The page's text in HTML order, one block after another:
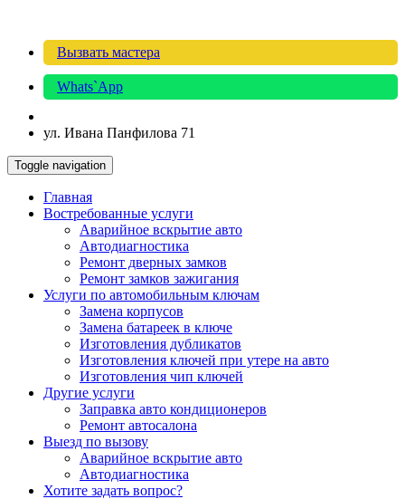
Вызвать мастера
Whats`App
ул. Ивана Панфилова 71
Toggle navigation
Главная
Востребованные услуги
Аварийное вскрытие авто
Автодиагностика
Ремонт дверных замков
Ремонт замков зажигания
Услуги по автомобильным ключам
Замена корпусов
Замена батареек в ключе
Изготовления дубликатов
Изготовления ключей при утере на авто
Изготовления чип ключей
Другие услуги
Заправка авто кондиционеров
Ремонт автосалона
Выезд по вызову
Аварийное вскрытие авто
Автодиагностика
Хотите задать вопрос?